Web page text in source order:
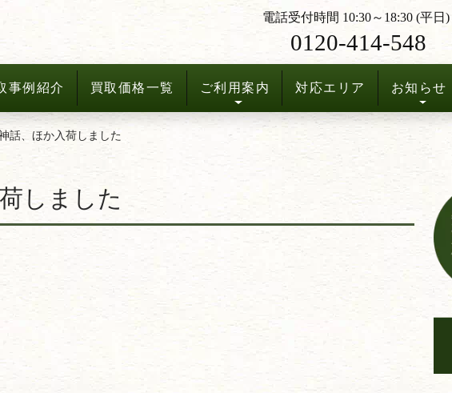
事例紹介 買取価格一覧 ご利用案内 対応エリア お知らせ
電話受付時間 10:30～18:30 (平日)
0120-414-548
話、ほか入荷しました
しました